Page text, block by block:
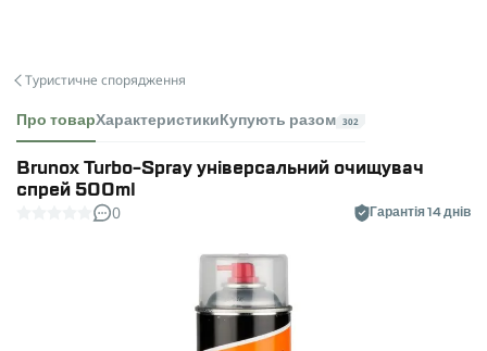
Туристичне спорядження
Про товарХарактеристики Купують разом 302
Brunox Turbo-Spray універсальний очищувач
спрей 500ml
0 Гарантія 14 днів